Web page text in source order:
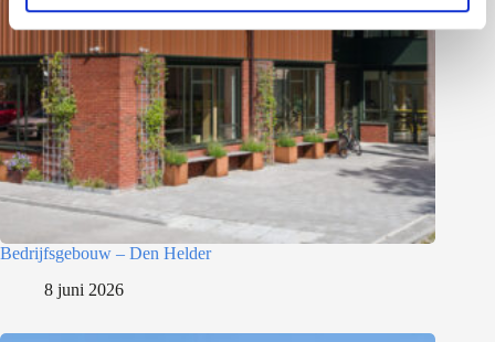
Bedrijfsgebouw – Den Helder
8 juni 2026